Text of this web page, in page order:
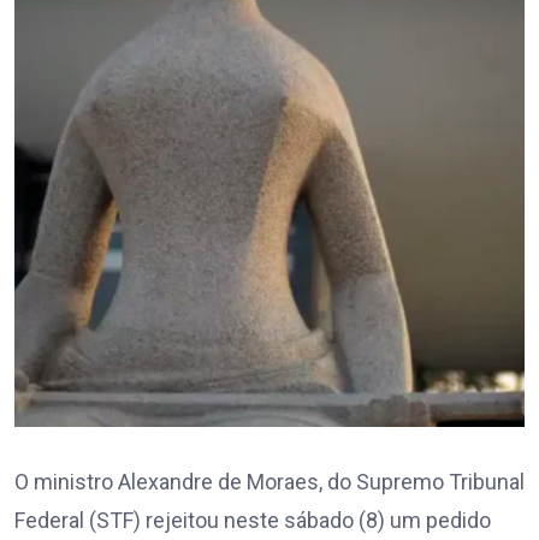
O ministro Alexandre de Moraes, do Supremo Tribunal
Federal (STF) rejeitou neste sábado (8) um pedido